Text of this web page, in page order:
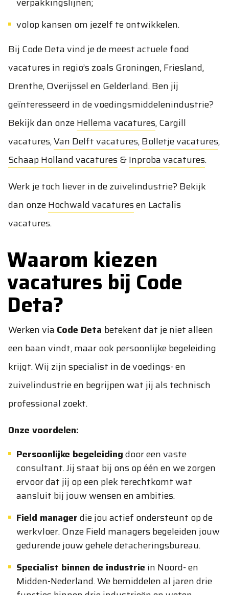
volop kansen om jezelf te ontwikkelen.
Bij Code Deta vind je de meest actuele food
vacatures in regio’s zoals Groningen, Friesland,
Drenthe, Overijssel en Gelderland. Ben jij
geïnteresseerd in de voedingsmiddelenindustrie?
Bekijk dan onzeHellema vacatures,Cargill
vacatures,Van Delft vacatures,Bolletje vacatures,
Schaap Holland vacatures&Inproba vacatures.
Werk je toch liever in de zuivelindustrie? Bekijk
dan onzeHochwald vacaturesen Lactalis
vacatures.
Waarom kiezen
vacatures bij Code
Deta?
Werken via Code Deta betekent dat je niet alleen
een baan vindt, maar ook persoonlijke begeleiding
krijgt. Wij zijn specialist in de voedings- en
zuivelindustrie en begrijpen wat jij als technisch
professional zoekt.
Onze voordelen:
Persoonlijke begeleidingdoor een vaste
consultant. Jij staat bij ons op één en we zorgen
ervoor dat jij op een plek terechtkomt wat
aansluit bij jouw wensen en ambities.
Field managerdie jou actief ondersteunt op de
werkvloer. Onze Field managers begeleiden jouw
gedurende jouw gehele detacheringsbureau.
Specialist binnen de industrie in Noord- en
Midden-Nederland. We bemiddelen al jaren drie